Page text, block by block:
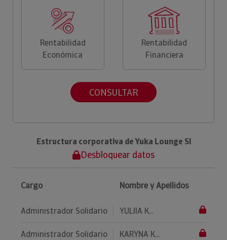
Rentabilidad
Económica
Rentabilidad
Financiera
CONSULTAR
Estructura corporativa de Yuka Lounge Sl
Desbloquear datos
Cargo Nombre y Apellidos
Administrador Solidario YULIIA K...
Administrador Solidario KARYNA K...